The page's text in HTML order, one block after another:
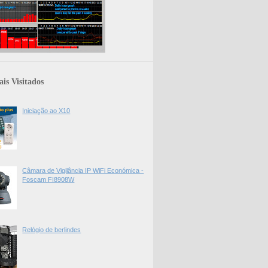
Visitados
Iniciação ao X10
Câmara de Vigilância IP WiFi Económica -
Foscam FI8908W
Relógio de berlindes